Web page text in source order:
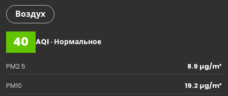
Воздух
40 AQI · Нормальное
PM2.5
8.9 µg/m³
PM10
19.2 µg/m³